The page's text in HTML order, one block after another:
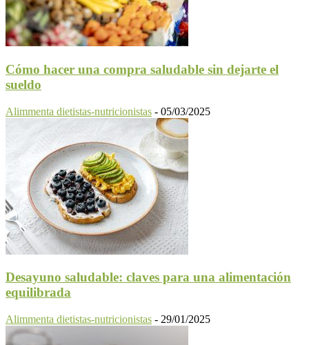
Cómo hacer una compra saludable sin dejarte el
sueldo
Alimmenta dietistas-nutricionistas - 05/03/2025
Desayuno saludable: claves para una alimentación
equilibrada
Alimmenta dietistas-nutricionistas - 29/01/2025